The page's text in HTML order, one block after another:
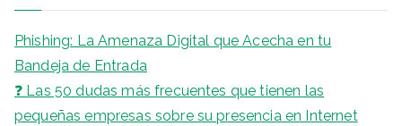
r
Phishing: La Amenaza Digital que Acecha en tu
Bandeja de Entrada
❓ Las 50 dudas más frecuentes que tienen las
pequeñas empresas sobre su presencia en Internet